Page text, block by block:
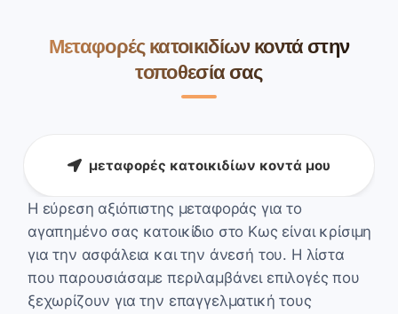
Μεταφορές κατοικιδίων κοντά στην
τοποθεσία σας
μεταφορές κατοικιδίων κοντά μου
Η εύρεση αξιόπιστης μεταφοράς για το
αγαπημένο σας κατοικίδιο στο Κως είναι κρίσιμη
για την ασφάλεια και την άνεσή του. Η λίστα
που παρουσιάσαμε περιλαμβάνει επιλογές που
ξεχωρίζουν για την επαγγελματική τους